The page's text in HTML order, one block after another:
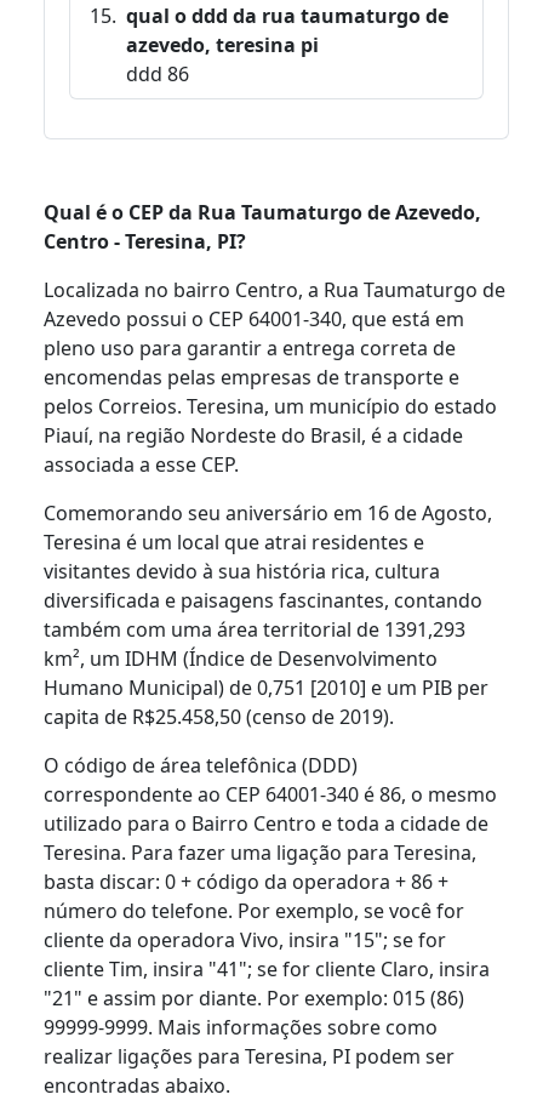
qual o ddd da rua taumaturgo de
azevedo, teresina pi
ddd 86
Qual é o CEP da Rua Taumaturgo de Azevedo,
Centro - Teresina, PI?
Localizada no bairro Centro, a Rua Taumaturgo de
Azevedo possui o CEP 64001-340, que está em
pleno uso para garantir a entrega correta de
encomendas pelas empresas de transporte e
pelos Correios. Teresina, um município do estado
Piauí, na região Nordeste do Brasil, é a cidade
associada a esse CEP.
Comemorando seu aniversário em 16 de Agosto,
Teresina é um local que atrai residentes e
visitantes devido à sua história rica, cultura
diversificada e paisagens fascinantes, contando
também com uma área territorial de 1391,293
km², um IDHM (Índice de Desenvolvimento
Humano Municipal) de 0,751 [2010] e um PIB per
capita de R$25.458,50 (censo de 2019).
O código de área telefônica (DDD)
correspondente ao CEP 64001-340 é 86, o mesmo
utilizado para o Bairro Centro e toda a cidade de
Teresina. Para fazer uma ligação para Teresina,
basta discar: 0 + código da operadora + 86 +
número do telefone. Por exemplo, se você for
cliente da operadora Vivo, insira "15"; se for
cliente Tim, insira "41"; se for cliente Claro, insira
"21" e assim por diante. Por exemplo: 015 (86)
99999-9999. Mais informações sobre como
realizar ligações para Teresina, PI podem ser
encontradas abaixo.